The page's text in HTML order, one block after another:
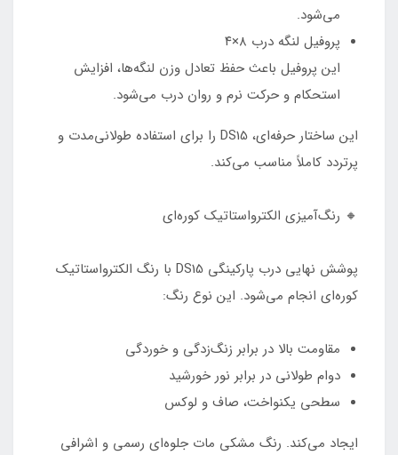
می‌شود.
پروفیل لنگه درب ۸×۴
این پروفیل باعث حفظ تعادل وزن لنگه‌ها، افزایش
استحکام و حرکت نرم و روان درب می‌شود.
این ساختار حرفه‌ای، DS15 را برای استفاده طولانی‌مدت و
پرتردد کاملاً مناسب می‌کند.
🔸 رنگ‌آمیزی الکترواستاتیک کوره‌ای
پوشش نهایی درب پارکینگی DS15 با رنگ الکترواستاتیک
کوره‌ای انجام می‌شود. این نوع رنگ:
مقاومت بالا در برابر زنگ‌زدگی و خوردگی
دوام طولانی در برابر نور خورشید
سطحی یکنواخت، صاف و لوکس
ایجاد می‌کند. رنگ مشکی مات جلوه‌ای رسمی و اشرافی